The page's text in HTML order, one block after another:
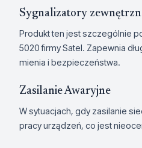
Sygnalizatory
Produkt ten jest szczególnie
5020 firmy Satel. Zapewnia
mienia i bezpieczeństwa.
Zasilanie Awaryjne
W sytuacjach, gdy zasilanie
pracy urządzeń, co jest